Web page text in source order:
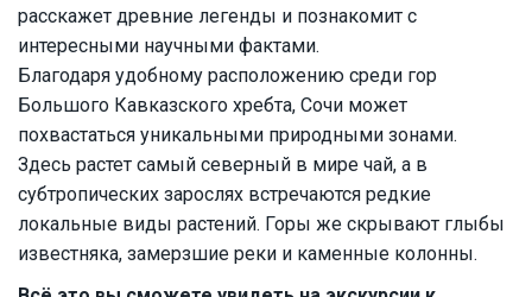
расскажет древние легенды и познакомит с
интересными научными фактами.
Благодаря удобному расположению среди гор
Большого Кавказского хребта, Сочи может
похвастаться уникальными природными зонами.
Здесь растет самый северный в мире чай, а в
субтропических зарослях встречаются редкие
локальные виды растений. Горы же скрывают глыбы
известняка, замерзшие реки и каменные колонны.